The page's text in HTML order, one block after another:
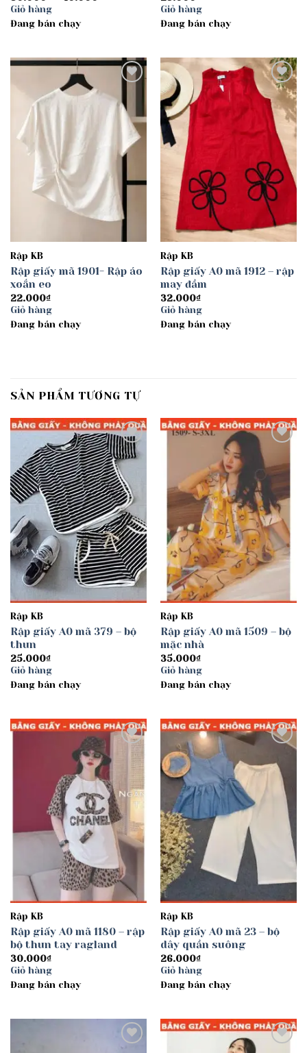
Giỏ hàng
Đang bán chạy
Giỏ hàng
Đang bán chạy
wishlist
Rập KB
Rập giấy mã 1901- Rập áo
xoắn eo
22.000₫
Giỏ hàng
Đang bán chạy
Add to
wishlist
Rập KB
Rập giấy A0 mã 1912 – rập
may đầm
32.000₫
Giỏ hàng
Đang bán chạy
SẢN PHẨM TƯƠNG TỰ
Add to
wishlist
Rập KB
Rập giấy A0 mã 379 – bộ
thun
25.000₫
Giỏ hàng
Đang bán chạy
Add to
wishlist
Rập KB
Rập giấy A0 mã 1509 – bộ
mặc nhà
35.000₫
Giỏ hàng
Đang bán chạy
Add to
wishlist
Rập KB
Rập giấy A0 mã 1180 – rập
bộ thun tay ragland
30.000₫
Giỏ hàng
Đang bán chạy
wishlist
Rập KB
Rập giấy A0 mã 23 – bộ
dây quần suông
26.000₫
Giỏ hàng
Đang bán chạy